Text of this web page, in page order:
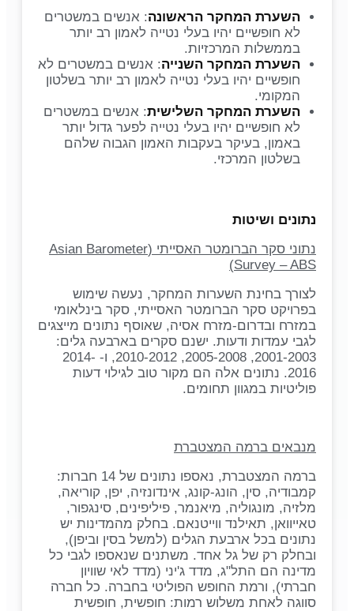
השערת המחקר הראשונה: אנשים במשטרים
לא חופשיים יהיו בעלי נטייה לאמון רב יותר
בממשלות המרכזיות.
השערת המחקר השנייה: אנשים במשטרים לא
חופשיים יהיו בעלי נטייה לאמון רב יותר בשלטון
המקומי.
השערת המחקר השלישית: אנשים במשטרים
לא חופשיים יהיו בעלי נטייה לפער גדול יותר
באמון, בעיקר בעקבות האמון הגבוה שלהם
בשלטון המרכזי.
נתונים ושיטות
נתוני סקר הברומטר האסייתי (Asian Barometer
Survey – ABS
)
לצורך בחינת השערות המחקר, נעשה שימוש
בפרויקט סקר הברומטר האסייתי, סקר בינלאומי
במזרח ובדרום-מזרח אסיה, שאוסף נתונים מייצגים
לגבי עמדות ודעות. ישנם סקרים בארבעה גלים:
2001-2003, 2005-2008, 2010-2012, ו- 2014-
2016. נתונים אלה הם מקור טוב לגילוי דעות
פוליטיות במגוון תחומים.
מנבאים ברמה המצטברת
ברמה המצטברת, נאספו נתונים של 14 חברות:
קמבודיה, סין, הונג-קונג, אינדונזיה, יפן, קוריאה,
מלזיה, מונגוליה, מיאנמר, פיליפינים, סינגפור,
טאייוואן, תאילנד ווייטנאם. בחלק מהמדינות יש
נתונים בכל ארבעת הגלים (למשל בסין וביפן),
ובחלק רק של גל אחד. משתנים שנאספו לגבי כל
מדינה הם התל"ג, מדד ג'יני (מדד לאי שוויון
חברתי), ורמת החופש הפוליטי בחברה. כל חברה
סווגה לאחת משלוש רמות: חופשית, חופשית